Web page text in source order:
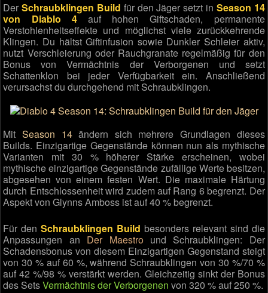
DerSchraubklingen Build für den Jäger setzt in Season 14
von Diablo 4auf hohen Giftschaden, permanente
Verstohlenheitseffekte und möglichst viele zurückkehrende
Klingen. Du hältst Giftinfusion sowie Dunkler Schleier aktiv,
nutzt Verschleierung oder Rauchgranate regelmäßig für den
Bonus von Vermächtnis der Verborgenen und setzt
Schattenklon bei jeder Verfügbarkeit ein. Anschließend
verursachst du durchgehend mit Schraubklingen.
MitSeason 14ändern sich mehrere Grundlagen dieses
Builds. Einzigartige Gegenstände können nun als mythische
Varianten mit 30 % höherer Stärke erscheinen, wobei
mythische einzigartige Gegenstände zufällige Werte besitzen,
abgesehen von einem festen Wert. Die maximale Härtung
durch Entschlossenheit wird zudem auf Rang 6 begrenzt. Der
Aspekt von Glynns Amboss ist auf 40 % begrenzt.
Für denSchraubklingen Build besonders relevant sind die
Anpassungen an Der Maestround Schraubklingen: Der
Schadensbonus von diesem Einzigartigen Gegenstand steigt
von 30 % auf 60 %, während Schraubklingen von 30 %/70 %
auf 42 %/98 % verstärkt werden. Gleichzeitig sinkt der Bonus
des SetsVermächtnis der Verborgenen von 320 % auf 250 %.